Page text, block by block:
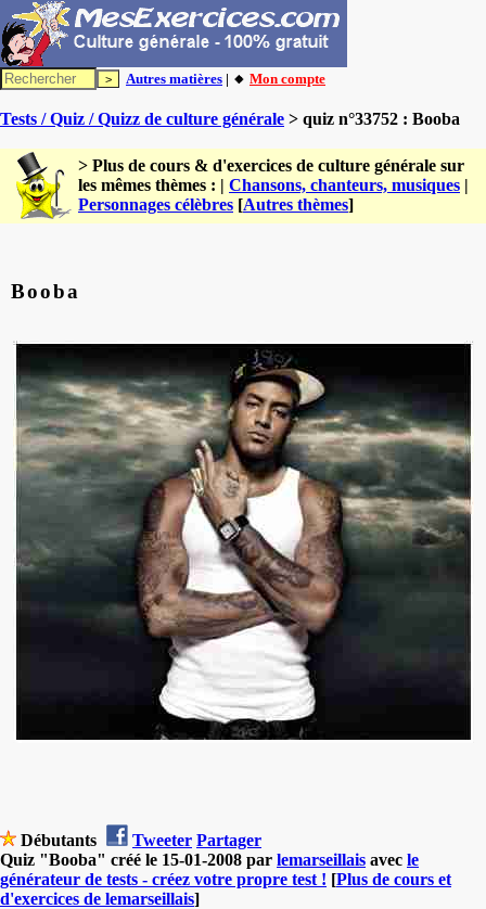
Autres matières | 🔸 Mon compte
Tests / Quiz / Quizz de culture générale > quiz n°33752 : Booba
> Plus de cours & d'exercices de culture générale sur
les mêmes thèmes : | Chansons, chanteurs, musiques |
Personnages célèbres [Autres thèmes]
Booba
Débutants Tweeter Partager
Quiz "Booba" créé le 15-01-2008 par lemarseillais avec le
générateur de tests - créez votre propre test ! [Plus de cours et
d'exercices de lemarseillais]